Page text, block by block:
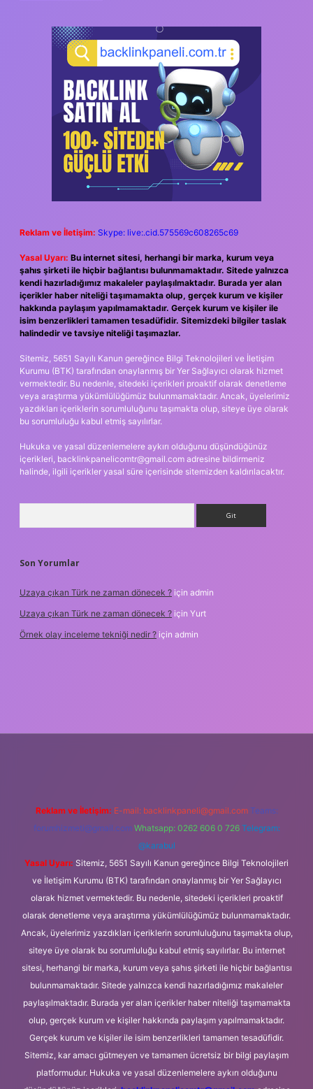
Reklam ve İletişim: Skype: live:.cid.575569c608265c69
Yasal Uyarı: Bu internet sitesi, herhangi bir marka, kurum veya
şahıs şirketi ile hiçbir bağlantısı bulunmamaktadır. Sitede yalnızca
kendi hazırladığımız makaleler paylaşılmaktadır. Burada yer alan
içerikler haber niteliği taşımamakta olup, gerçek kurum ve kişiler
hakkında paylaşım yapılmamaktadır. Gerçek kurum ve kişiler ile
isim benzerlikleri tamamen tesadüfidir. Sitemizdeki bilgiler taslak
halindedir ve tavsiye niteliği taşımazlar.
Sitemiz, 5651 Sayılı Kanun gereğince Bilgi Teknolojileri ve İletişim
Kurumu (BTK) tarafından onaylanmış bir Yer Sağlayıcı olarak hizmet
vermektedir. Bu nedenle, sitedeki içerikleri proaktif olarak denetleme
veya araştırma yükümlülüğümüz bulunmamaktadır. Ancak, üyelerimiz
yazdıkları içeriklerin sorumluluğunu taşımakta olup, siteye üye olarak
bu sorumluluğu kabul etmiş sayılırlar.
Hukuka ve yasal düzenlemelere aykırı olduğunu düşündüğünüz
içerikleri, backlinkpanelicomtr@gmail.com adresine bildirmeniz
halinde, ilgili içerikler yasal süre içerisinde sitemizden kaldırılacaktır.
Son Yorumlar
Uzaya çıkan Türk ne zaman dönecek ? için admin
Uzaya çıkan Türk ne zaman dönecek ? için Yurt
Örnek olay inceleme tekniği nedir ? için admin
Reklam ve İletişim: E-mail: backlinkpaneli@gmail.com Teams:
forumhizmeti@gmail.com Whatsapp: 0262 606 0 726 Telegram:
@karabul
Yasal Uyarı: Sitemiz, 5651 Sayılı Kanun gereğince Bilgi Teknolojileri
ve İletişim Kurumu (BTK) tarafından onaylanmış bir Yer Sağlayıcı
olarak hizmet vermektedir. Bu nedenle, sitedeki içerikleri proaktif
olarak denetleme veya araştırma yükümlülüğümüz bulunmamaktadır.
Ancak, üyelerimiz yazdıkları içeriklerin sorumluluğunu taşımakta olup,
siteye üye olarak bu sorumluluğu kabul etmiş sayılırlar. Bu internet
sitesi, herhangi bir marka, kurum veya şahıs şirketi ile hiçbir bağlantısı
bulunmamaktadır. Sitede yalnızca kendi hazırladığımız makaleler
paylaşılmaktadır. Burada yer alan içerikler haber niteliği taşımamakta
olup, gerçek kurum ve kişiler hakkında paylaşım yapılmamaktadır.
Gerçek kurum ve kişiler ile isim benzerlikleri tamamen tesadüfidir.
Sitemiz, kar amacı gütmeyen ve tamamen ücretsiz bir bilgi paylaşım
platformudur. Hukuka ve yasal düzenlemelere aykırı olduğunu